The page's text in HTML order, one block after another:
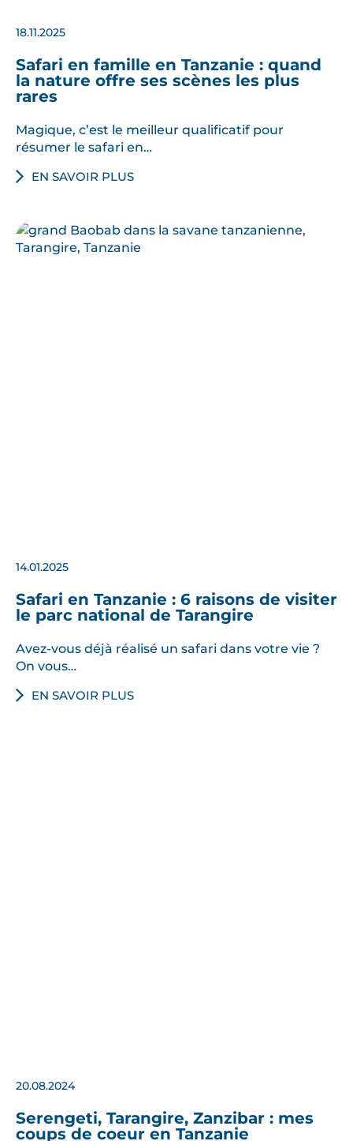
18.11.2025
Safari en famille en Tanzanie : quand
la nature offre ses scènes les plus
rares
Magique, c’est le meilleur qualificatif pour
résumer le safari en…
EN SAVOIR PLUS
14.01.2025
Safari en Tanzanie : 6 raisons de visiter
le parc national de Tarangire
Avez-vous déjà réalisé un safari dans votre vie ?
On vous…
EN SAVOIR PLUS
20.08.2024
Serengeti, Tarangire, Zanzibar : mes
coups de coeur en Tanzanie